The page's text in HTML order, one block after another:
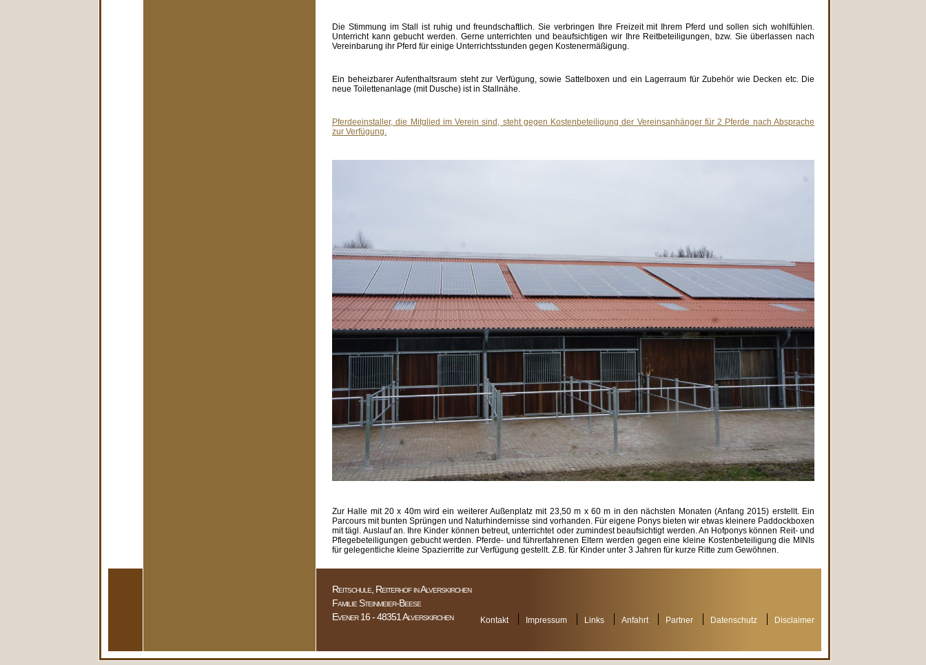
Die Stimmung im Stall ist ruhig und freundschaftlich. Sie verbringen Ihre Freizeit mit Ihrem Pferd und sollen sich wohlfühlen.
Unterricht kann gebucht werden. Gerne unterrichten und beaufsichtigen wir Ihre Reitbeteiligungen, bzw. Sie überlassen nach
Vereinbarung ihr Pferd für einige Unterrichtsstunden gegen Kostenermäßigung.
Ein beheizbarer Aufenthaltsraum steht zur Verfügung, sowie Sattelboxen und ein Lagerraum für Zubehör wie Decken etc. Die
neue Toilettenanlage (mit Dusche) ist in Stallnähe.
Pferdeeinstaller, die Mitglied im Verein sind, steht gegen Kostenbeteiligung der Vereinsanhänger für 2 Pferde nach Absprache
zur Verfügung.
Zur Halle mit 20 x 40m wird ein weiterer Außenplatz mit 23,50 m x 60 m in den nächsten Monaten (Anfang 2015) erstellt. Ein
Parcours mit bunten Sprüngen und Naturhindernisse sind vorhanden. Für eigene Ponys bieten wir etwas kleinere Paddockboxen
mit tägl. Auslauf an. Ihre Kinder können betreut, unterrichtet oder zumindest beaufsichtigt werden. An Hofponys können Reit- und
Pflegebeteiligungen gebucht werden. Pferde- und führerfahrenen Eltern werden gegen eine kleine Kostenbeteiligung die MINIs
für gelegentliche kleine Spazierritte zur Verfügung gestellt. Z.B. für Kinder unter 3 Jahren für kurze Ritte zum Gewöhnen.
Reitschule, Reiterhof in Alverskirchen
Familie Steinmeier-Beese
Evener 16 - 48351 Alverskirchen
Kontakt Impressum Links Anfahrt Partner Datenschutz Disclaimer